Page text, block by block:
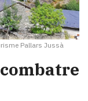
Pallars Jussà